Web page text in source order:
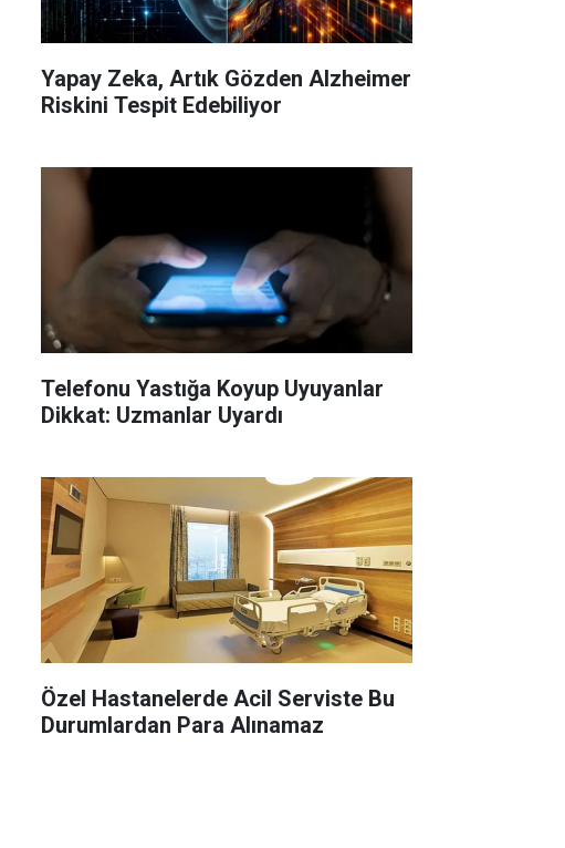
Yapay Zeka, Artık Gözden Alzheimer
Riskini Tespit Edebiliyor
Telefonu Yastığa Koyup Uyuyanlar
Dikkat: Uzmanlar Uyardı
Özel Hastanelerde Acil Serviste Bu
Durumlardan Para Alınamaz